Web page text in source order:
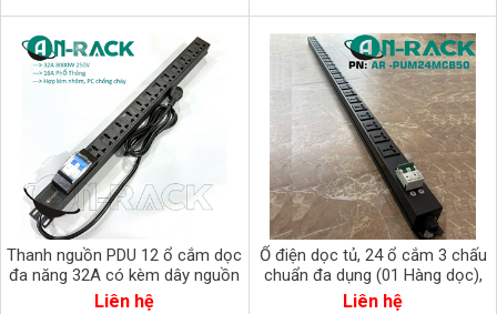
Thanh nguồn PDU 12 ổ cắm dọc
đa năng 32A có kèm dây nguồn
AR-P19M12C32CB2
Liên hệ
Ổ điện dọc tủ, 24 ổ cắm 3 chấu
chuẩn đa dụng (01 Hàng dọc),
công suất Mã 50A, MC
Liên hệ